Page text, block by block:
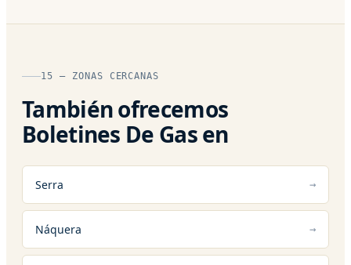
15 — ZONAS CERCANAS
También ofrecemos
Boletines De Gas en
Serra
Náquera